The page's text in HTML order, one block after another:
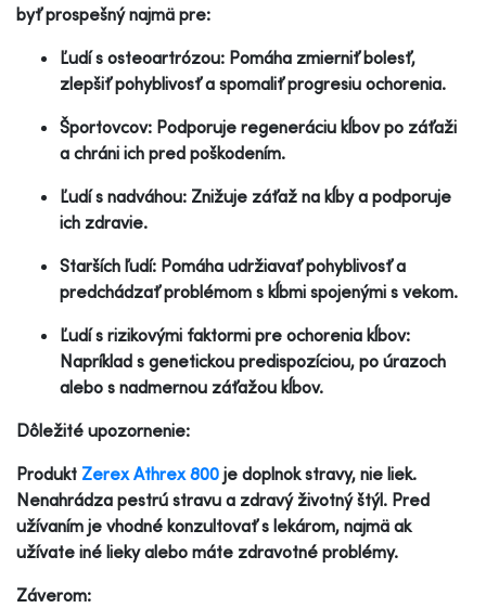
byť prospešný najmä pre:
Ľudí s osteoartrózou: Pomáha zmierniť bolesť,
zlepšiť pohyblivosť a spomaliť progresiu ochorenia.
Športovcov: Podporuje regeneráciu kĺbov po záťaži
a chráni ich pred poškodením.
Ľudí s nadváhou: Znižuje záťaž na kĺby a podporuje
ich zdravie.
Starších ľudí: Pomáha udržiavať pohyblivosť a
predchádzať problémom s kĺbmi spojenými s vekom.
Ľudí s rizikovými faktormi pre ochorenia kĺbov:
Napríklad s genetickou predispozíciou, po úrazoch
alebo s nadmernou záťažou kĺbov.
Dôležité upozornenie:
Produkt Zerex Athrex 800 je doplnok stravy, nie liek.
Nenahrádza pestrú stravu a zdravý životný štýl. Pred
užívaním je vhodné konzultovať s lekárom, najmä ak
užívate iné lieky alebo máte zdravotné problémy.
Záverom: